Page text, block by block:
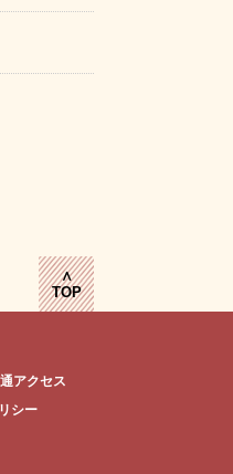
∧
TOP
アクセス
シー